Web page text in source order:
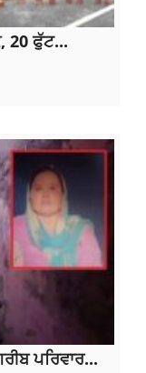
20 ਫੁੱਟ...
ਪਰਿਵਾਰ...